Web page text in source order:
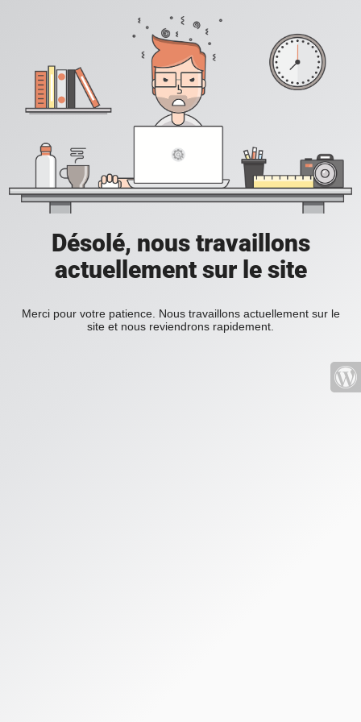
Désolé, nous travaillons
actuellement sur le site
Merci pour votre patience. Nous travaillons actuellement sur le
site et nous reviendrons rapidement.